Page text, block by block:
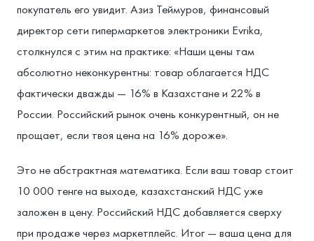
покупатель его увидит. Азиз Теймуров, финансовый
директор сети гипермаркетов электроники Evrika,
столкнулся с этим на практике: «Наши цены там
абсолютно неконкурентны: товар облагается НДС
фактически дважды — 16% в Казахстане и 22% в
России. Российский рынок очень конкурентный, он не
прощает, если твоя цена на 16% дороже».
Это не абстрактная математика. Если ваш товар стоит
10 000 тенге на выходе, казахстанский НДС уже
заложен в цену. Российский НДС добавляется сверху
при продаже через маркетплейс. Итог — ваша цена для